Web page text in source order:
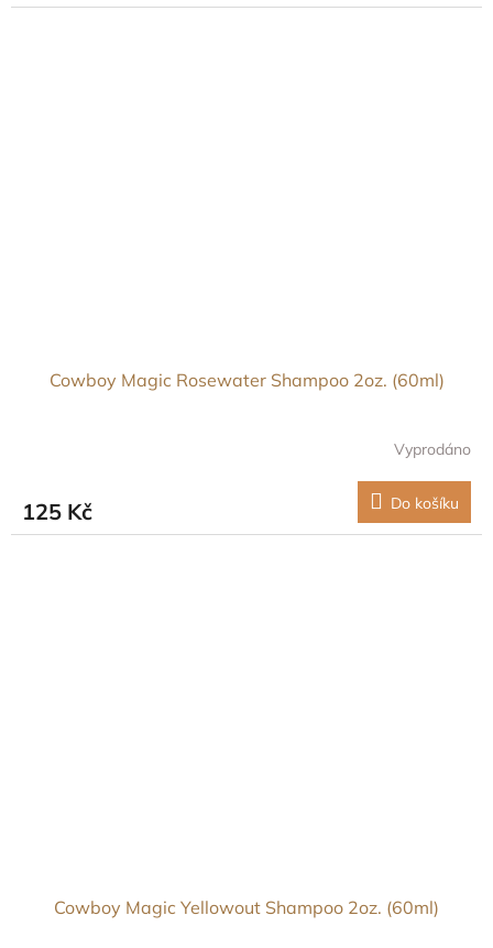
Cowboy Magic Rosewater Shampoo 2oz. (60ml)
Vyprodáno
125 Kč Do košíku
Cowboy Magic Yellowout Shampoo 2oz. (60ml)